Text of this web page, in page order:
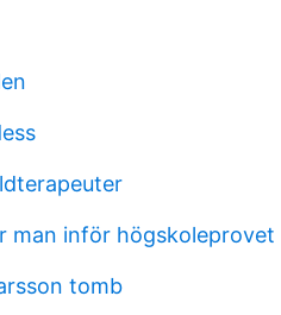
man inför högskoleprovet
tomb